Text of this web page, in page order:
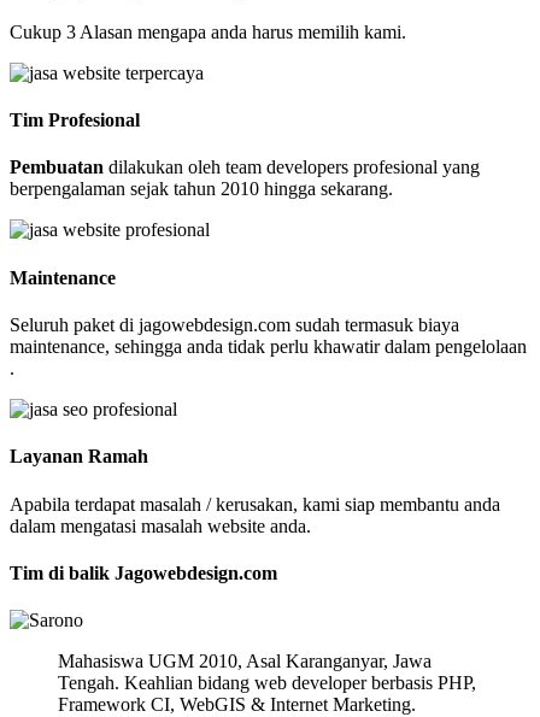
Cukup 3 Alasan mengapa anda harus memilih kami.
Tim Profesional
Pembuatan dilakukan oleh team developers profesional yang
berpengalaman sejak tahun 2010 hingga sekarang.
Maintenance
Seluruh paket di jagowebdesign.com sudah termasuk biaya
maintenance, sehingga anda tidak perlu khawatir dalam pengelolaan
.
Layanan Ramah
Apabila terdapat masalah / kerusakan, kami siap membantu anda
dalam mengatasi masalah website anda.
Tim di balik Jagowebdesign.com
Mahasiswa UGM 2010, Asal Karanganyar, Jawa
Tengah. Keahlian bidang web developer berbasis PHP,
Framework CI, WebGIS & Internet Marketing.